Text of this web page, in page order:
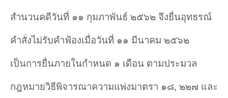
สำนวนคดีวันที่ ๑๑ กุมภาพันธ์ ๒๕๖๒ จึงยื่นอุทธรณ์
คำสั่งไม่รับคำฟ้องเมื่อวันที่ ๑๑ มีนาคม ๒๕๖๒
เป็นการยื่นภายในกำหนด ๑ เดือน ตามประมวล
กฎหมายวิธีพิจารณาความแพ่งมาตรา ๑๘, ๒๒๗ และ